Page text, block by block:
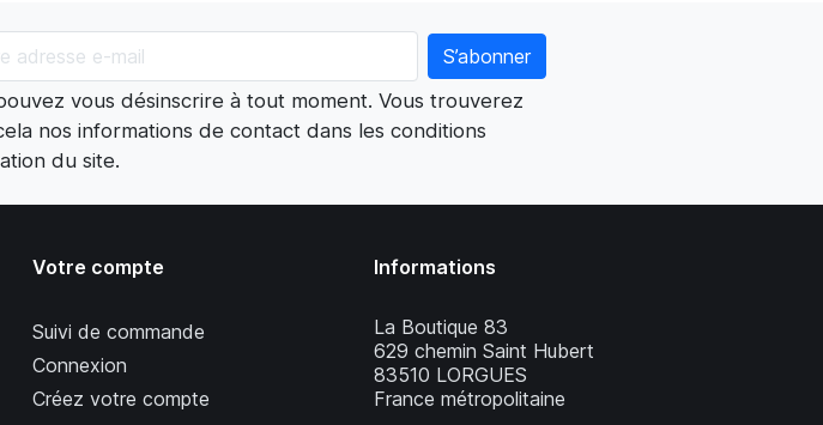
vous désinscrire à tout moment. Vous trouverez
nos informations de contact dans les conditions
du site.
Votre compte
Suivi de commande
Connexion
Créez votre compte
Informations
La Boutique 83
629 chemin Saint Hubert
83510 LORGUES
France métropolitaine